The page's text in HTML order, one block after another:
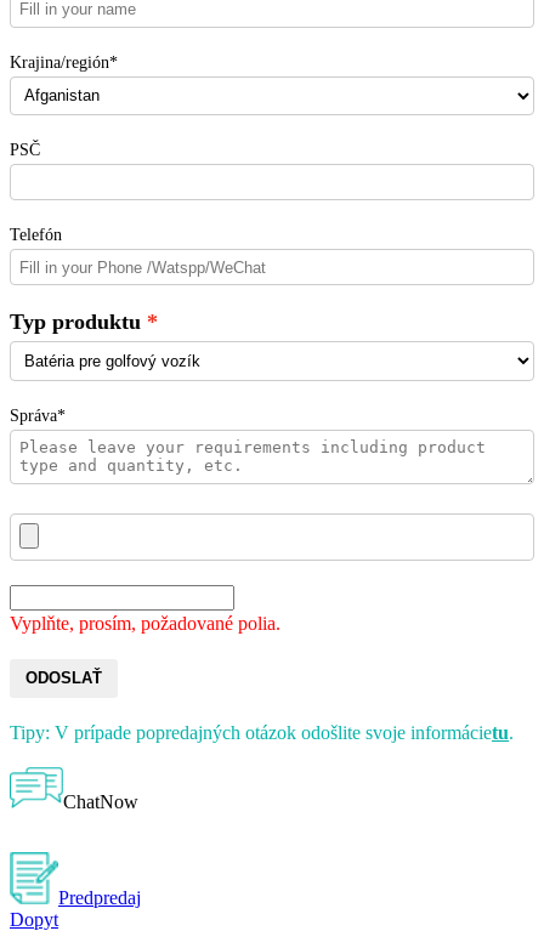
Krajina/región*
PSČ
Telefón
Typ produktu
Správa*
Vyplňte, prosím, požadované polia.
ODOSLAŤ
Tipy: V prípade popredajných otázok odošlite svoje informácietu.
ChatNow
Predpredaj
Dopyt